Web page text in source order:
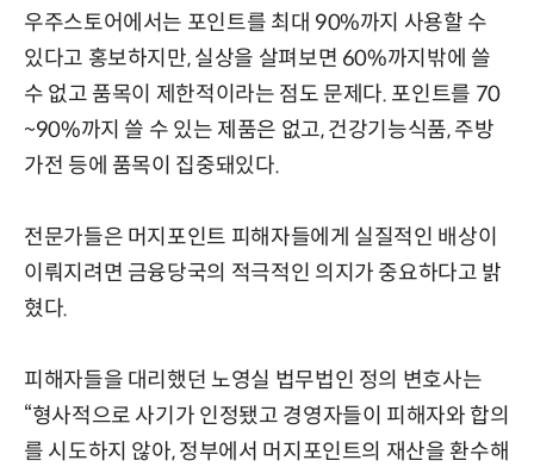
우주스토어에서는 포인트를 최대 90%까지 사용할 수
있다고 홍보하지만, 실상을 살펴보면 60%까지밖에 쓸
수 없고 품목이 제한적이라는 점도 문제다. 포인트를 70
~90%까지 쓸 수 있는 제품은 없고, 건강기능식품, 주방
가전 등에 품목이 집중돼있다.
전문가들은 머지포인트 피해자들에게 실질적인 배상이
이뤄지려면 금융당국의 적극적인 의지가 중요하다고 밝
혔다.
피해자들을 대리했던 노영실 법무법인 정의 변호사는
“형사적으로 사기가 인정됐고 경영자들이 피해자와 합의
를 시도하지 않아, 정부에서 머지포인트의 재산을 환수해